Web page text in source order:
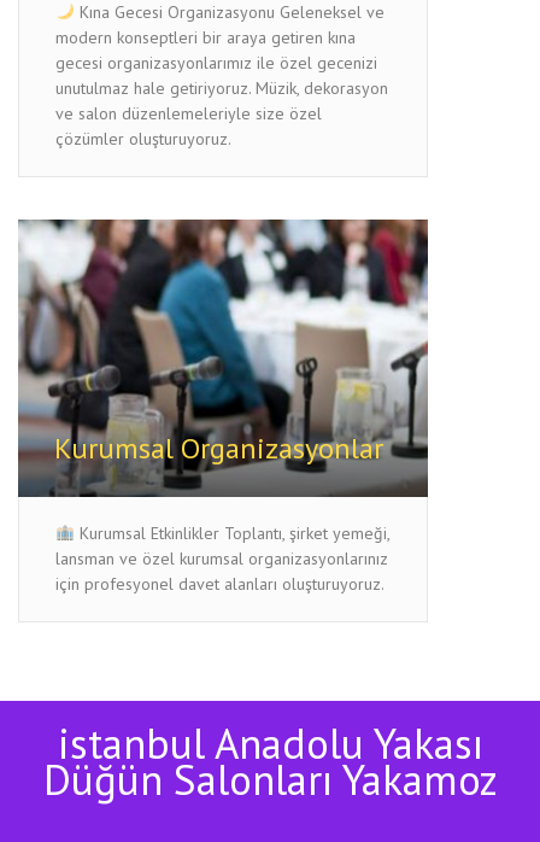
Kına Gecesi Organizasyonu Geleneksel ve
modern konseptleri bir araya getiren kına
gecesi organizasyonlarımız ile özel gecenizi
unutulmaz hale getiriyoruz. Müzik, dekorasyon
ve salon düzenlemeleriyle size özel
çözümler oluşturuyoruz.
Kurumsal Organizasyonlar
Kurumsal Etkinlikler Toplantı, şirket yemeği,
lansman ve özel kurumsal organizasyonlarınız
için profesyonel davet alanları oluşturuyoruz.
istanbul Anadolu Yakası
Düğün Salonları Yakamoz